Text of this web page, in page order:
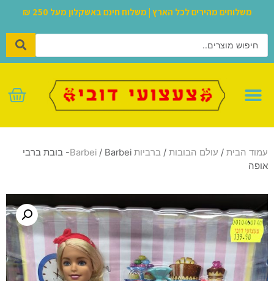
משלוחים מהירים לכל הארץ | משלוח חינם באשקלון מעל 250 ₪
עמוד הבית / עולם הבובות / ברביות Barbei
/ Barbei- בובת ברבי
אופה